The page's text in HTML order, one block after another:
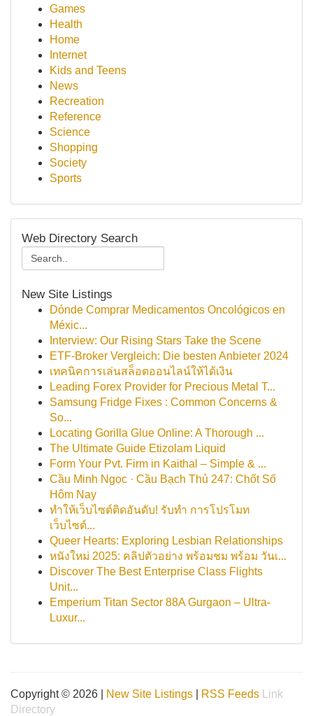
Games
Health
Home
Internet
Kids and Teens
News
Recreation
Reference
Science
Shopping
Society
Sports
Web Directory Search
New Site Listings
Dónde Comprar Medicamentos Oncológicos en
Méxic...
Interview: Our Rising Stars Take the Scene
ETF-Broker Vergleich: Die besten Anbieter 2024
เทคนิคการเล่นสล็อตออนไลน์ให้ได้เงิน
Leading Forex Provider for Precious Metal T...
Samsung Fridge Fixes : Common Concerns &
So...
Locating Gorilla Glue Online: A Thorough ...
The Ultimate Guide Etizolam Liquid
Form Your Pvt. Firm in Kaithal – Simple & ...
Cầu Minh Ngọc · Cầu Bạch Thủ 247: Chốt Số
Hôm Nay
ทำให้เว็บไซต์ติดอันดับ! รับทำ การโปรโมท
เว็บไซต์...
Queer Hearts: Exploring Lesbian Relationships
หนังใหม่ 2025: คลิปตัวอย่าง พร้อมชม พร้อม วันเ...
Discover The Best Enterprise Class Flights
Unit...
Emperium Titan Sector 88A Gurgaon – Ultra-
Luxur...
Copyright © 2026 | New Site Listings RSS Feeds
Link
Directory